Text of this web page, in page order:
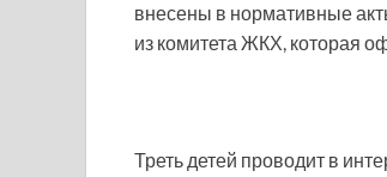
внесены в нормативные
из комитета ЖКХ, которая
Треть детей проводит в